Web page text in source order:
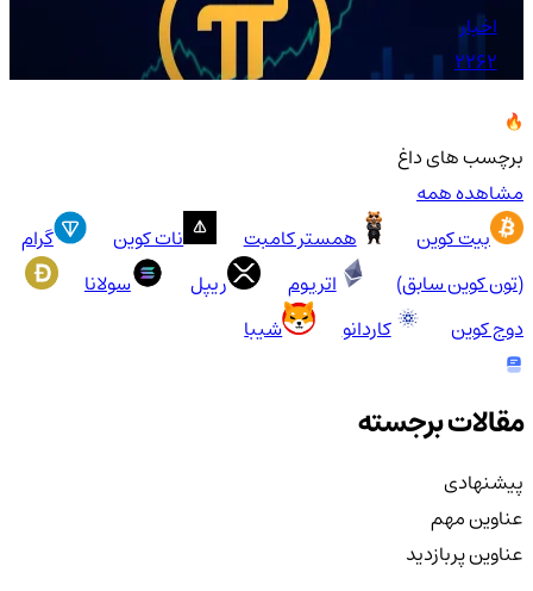
اخبار
2262
برچسب های داغ
مشاهده همه
بیت کوین
همستر کامبت نات کوین
گرام
(تون کوین سابق)
اتریوم ریپل
سولانا
دوج کوین
کاردانو شیبا
مقالات برجسته
پیشنهادی
عناوین مهم
عناوین پربازدید